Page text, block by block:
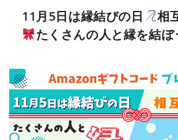
11月5日は縁結びの日
相
たくさんの人と縁を結ぼ